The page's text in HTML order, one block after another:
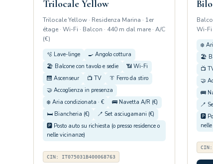
Trilocale Yellow
Trilocale Yellow · Residenza Marina · 1er
étage · Wi-Fi · Balcon · 440 m dal mare · A/C
(€)
🫧 Lave-linge
🍳 Angolo cottura
🏖️ Balcone con tavolo e sedie
📶 Wi-Fi
🛗 Ascenseur
📺 TV
👔 Ferro da stiro
🤝 Accoglienza in presenza
❄️ Aria condizionata · €
🚌 Navetta A/R (€)
🛏️ Biancheria (€)
🪥 Set asciugamani (€)
🅿️ Posto auto su richiesta (o presso residence o
nelle vicinanze)
CIN: IT075031B400068763
Wi-Fi
❄️
🏖️
📺
🤝
🚌
🪥
🅿️
CIN: